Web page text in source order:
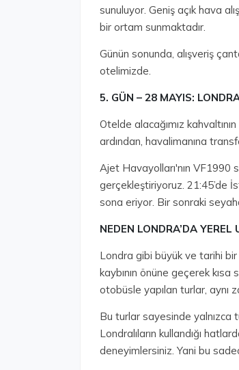
sunuluyor. Geniş açık hava
bir ortam sunmaktadır.
Günün sonunda, alışveriş
otelimizde.
5.⁠ ⁠GÜN – 28 MAYIS:
Otelde alacağımız
ardından, havalimanına
Ajet Havayolları'nın VF1990
gerçekleştiriyoruz. 21:45’de
sona eriyor. Bir sonraki
NEDEN LONDRA’DA
Londra gibi büyük ve tarihi bir
kaybının önüne geçerek
otobüsle yapılan turlar, aynı
Bu turlar sayesinde yalnızca
Londralıların kullandığı
deneyimlersiniz. Yani bu